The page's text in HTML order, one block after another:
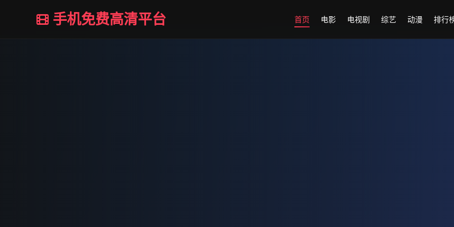
手机免费高清平台 首页 电影 电视剧 综艺 动漫 排行